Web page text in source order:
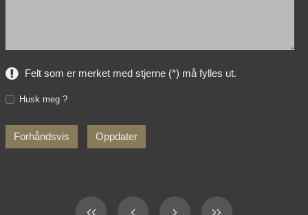
Felt som er merket med stjerne (*) må fylles ut.
Husk meg ?